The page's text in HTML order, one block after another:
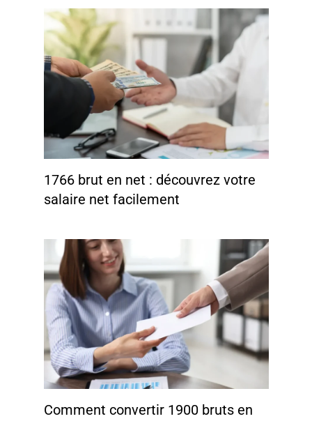
1766 brut en net : découvrez votre
salaire net facilement
Comment convertir 1900 bruts en